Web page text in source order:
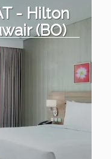
- Hilton
(BO)